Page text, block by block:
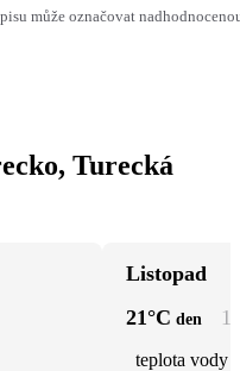
může označovat
Turecká
Listopad
21°C den 11
teplota vody